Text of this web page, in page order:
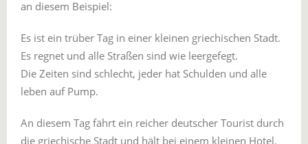
an diesem Beispiel:
Es ist ein trüber Tag in einer kleinen griechischen Stadt.
Es regnet und alle Straßen sind wie leergefegt.
Die Zeiten sind schlecht, jeder hat Schulden und alle
leben auf Pump.
An diesem Tag fährt ein reicher deutscher Tourist durch
die griechische Stadt und hält bei einem kleinen Hotel.